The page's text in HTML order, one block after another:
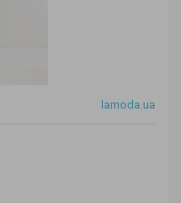
lamoda.ua